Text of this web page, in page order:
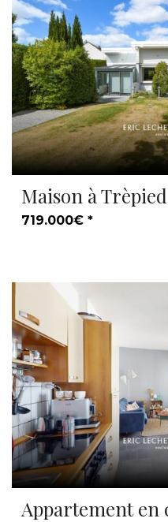
Maison à Trèpied
719.000€ *
Appartement